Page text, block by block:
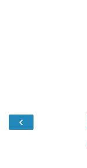
›